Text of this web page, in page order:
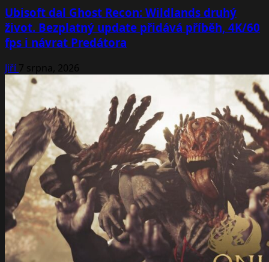
Ubisoft dal Ghost Recon: Wildlands druhý
život. Bezplatný update přidává příběh, 4K/60
fps i návrat Predátora
Jiří7 srpna, 2026